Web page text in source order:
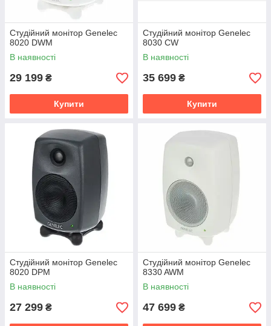
Студійний монітор Genelec
8020 DWM
В наявності
29 199 ₴
Купити
Студійний монітор Genelec
8030 CW
В наявності
35 699 ₴
Купити
Студійний монітор Genelec
8020 DPM
В наявності
27 299 ₴
Студійний монітор Genelec
8330 AWM
В наявності
47 699 ₴